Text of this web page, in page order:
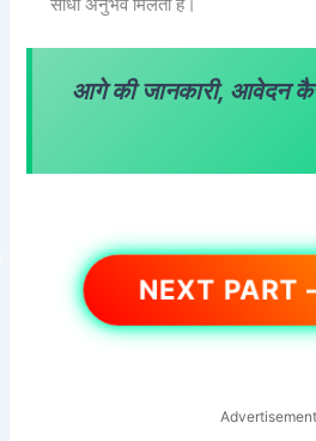
सीधा अनुभव मिलता है।
आगे की जानकारी, आवेदन
NEXT PART
Advertisement